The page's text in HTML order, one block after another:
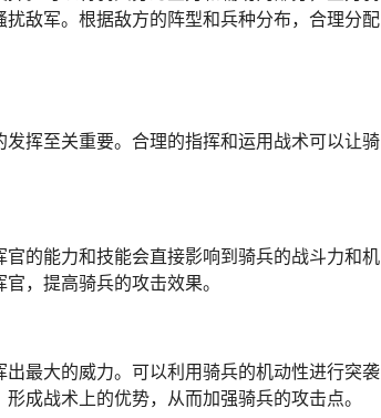
敌军。根据敌方的阵型和兵种分布，合理分配
挥至关重要。合理的指挥和运用战术可以让骑
的能力和技能会直接影响到骑兵的战斗力和机
，提高骑兵的攻击效果。
最大的威力。可以利用骑兵的机动性进行突袭
成战术上的优势，从而加强骑兵的攻击点。